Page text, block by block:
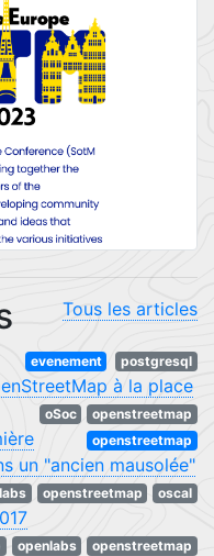
Tous les articles
postgresql
evenement
à la place
oSoc
openstreetmap
openstreetmap
un "ancien mausolée"
openstreetmap oscal
openlabs
openstreetmap